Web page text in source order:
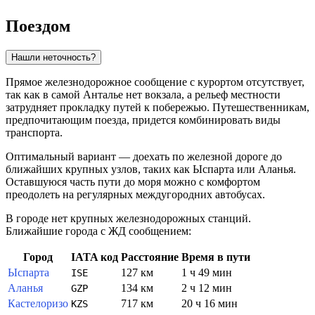
Поездом
Нашли неточность?
Прямое железнодорожное сообщение с курортом отсутствует,
так как в самой Анталье нет вокзала, а рельеф местности
затрудняет прокладку путей к побережью. Путешественникам,
предпочитающим поезда, придется комбинировать виды
транспорта.
Оптимальный вариант — доехать по железной дороге до
ближайших крупных узлов, таких как Ыспарта или Аланья.
Оставшуюся часть пути до моря можно с комфортом
преодолеть на регулярных междугородних автобусах.
В городе нет крупных железнодорожных станций.
Ближайшие города с ЖД сообщением:
Город IATA код Расстояние Время в пути
Ыспарта
ISE 127 км
1 ч 49 мин
Аланья
GZP 134 км
2 ч 12 мин
Кастелоризо KZS 717 км 20 ч 16 мин